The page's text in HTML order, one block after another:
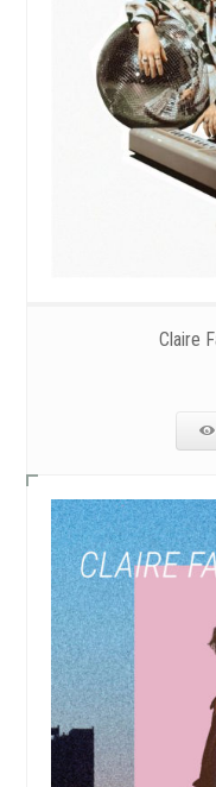
Claire